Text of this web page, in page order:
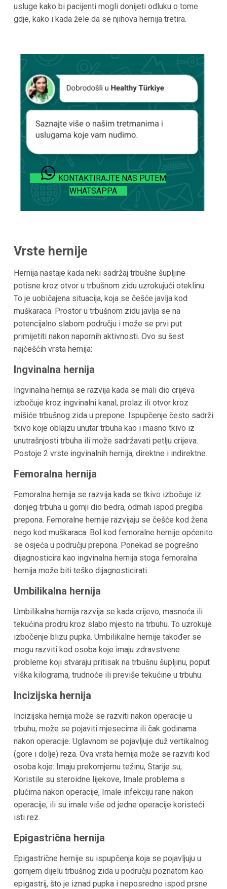
usluge kako bi pacijenti mogli donijeti odluku o tome
gdje, kako i kada žele da se njihova hernija tretira.
KONTAKTIRAJTE NAS PUTEM
WHATSAPPA
Vrste hernije
Hernija nastaje kada neki sadržaj trbušne šupljine
potisne kroz otvor u trbušnom zidu uzrokujući oteklinu.
To je uobičajena situacija, koja se češće javlja kod
muškaraca. Prostor u trbušnom zidu javlja se na
potencijalno slabom području i može se prvi put
primijetiti nakon napornih aktivnosti. Ovo su šest
najčešćih vrsta hernija:
Ingvinalna hernija
Ingvinalna hernija se razvija kada se mali dio crijeva
izbočuje kroz ingvinalni kanal, prolaz ili otvor kroz
mišiće trbušnog zida u prepone. Ispupčenje često sadrži
tkivo koje oblajzu unutar trbuha kao i masno tkivo iz
unutrašnjosti trbuha ili može sadržavati petlju crijeva.
Postoje 2 vrste ingvinalnih hernija, direktne i indirektne.
Femoralna hernija
Femoralna hernija se razvija kada se tkivo izbočuje iz
donjeg trbuha u gornji dio bedra, odmah ispod pregiba
prepona. Femoralne hernije razvijaju se češće kod žena
nego kod muškaraca. Bol kod femoralne hernije općenito
se osjeća u području prepona. Ponekad se pogrešno
dijagnosticira kao ingvinalna hernija stoga femoralna
hernija može biti teško dijagnosticirati.
Umbilikalna hernija
Umbilikalna hernija razvija se kada crijevo, masnoća ili
tekućina prodru kroz slabo mjesto na trbuhu. To uzrokuje
izbočenje blizu pupka. Umbilikalne hernije također se
mogu razviti kod osoba koje imaju zdravstvene
probleme koji stvaraju pritisak na trbušnu šupljinu, poput
viška kilograma, trudnoće ili previše tekućine u trbuhu.
Incizijska hernija
Incizijska hernija može se razviti nakon operacije u
trbuhu, može se pojaviti mjesecima ili čak godinama
nakon operacije. Uglavnom se pojavljuje duž vertikalnog
(gore i dolje) reza. Ova vrsta hernija može se razviti kod
osoba koje: Imaju prekomjernu težinu, Starije su,
Koristile su steroidne lijekove, Imale problema s
plućima nakon operacije, Imale infekciju rane nakon
operacije, ili su imale više od jedne operacije koristeći
isti rez.
Epigastrična hernija
Epigastrične hernije su ispupčenja koja se pojavljuju u
gornjem dijelu trbušnog zida u području poznatom kao
epigastrij, što je iznad pupka i neposredno ispod prsne